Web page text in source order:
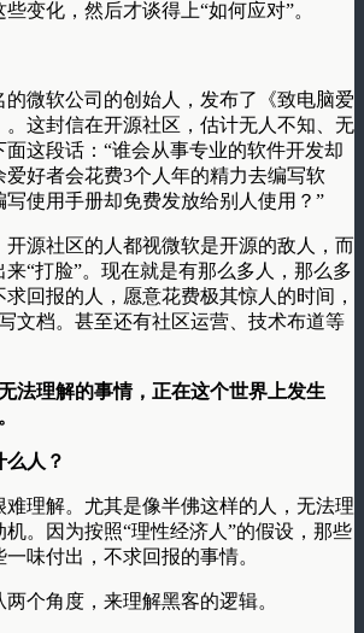
变化，然后才谈得上“如何应对”。
的微软公司的创始人，发布了《致电脑爱
。这封信在开源社区，估计无人不知、无
面这段话：“谁会从事专业的软件开发却
好者会花费3个人年的精力去编写软
使用手册却免费发放给别人使用？”
开源社区的人都视微软是开源的敌人，而
来“打脸”。现在就是有那么多人，那么多
回报的人，愿意花费极其惊人的时间，
文档。甚至还有社区运营、技术布道等
法理解的事情，正在这个世界上发生
么人？
理解。尤其是像半佛这样的人，无法理
。因为按照“理性经济人”的假设，那些
味付出，不求回报的事情。
个角度，来理解黑客的逻辑。